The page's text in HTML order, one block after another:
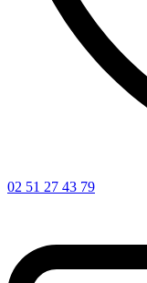
02 51 27 43 79